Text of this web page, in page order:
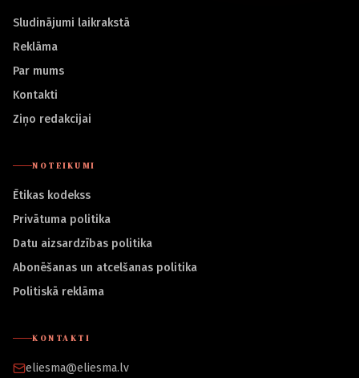
Sludinājumi laikrakstā
Reklāma
Par mums
Kontakti
Ziņo redakcijai
NOTEIKUMI
Ētikas kodekss
Privātuma politika
Datu aizsardzības politika
Abonēšanas un atcelšanas politika
Politiskā reklāma
KONTAKTI
eliesma@eliesma.lv